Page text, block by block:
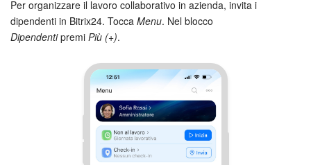
CoPilot: IA in Bitrix24
Messenger
Calendario
Per organizzare il lavoro collaborativo in azienda, invita i
dipendenti in Bitrix24. Tocca Menu. Nel blocco
Dipendentipremi Più (+).